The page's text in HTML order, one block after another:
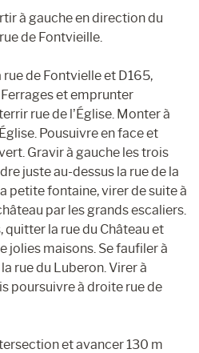
à gauche en direction du
de Fontvieille.
de Fontvielle et D165,
et emprunter
rue de l’Église. Monter à
Pousuivre en face et
Gravir à gauche les trois
juste au-dessus la rue de la
petite fontaine, virer de suite à
par les grands escaliers.
la rue du Château et
jolies maisons. Se faufiler à
rue du Luberon. Virer à
poursuivre à droite rue de
et avancer 130 m